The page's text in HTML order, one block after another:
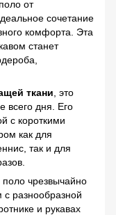
от
сочетание
комфорта. Эта
станет
ткани , это
всего дня. Его
с короткими
как для
так и для
чрезвычайно
с разнообразной
и рукавах